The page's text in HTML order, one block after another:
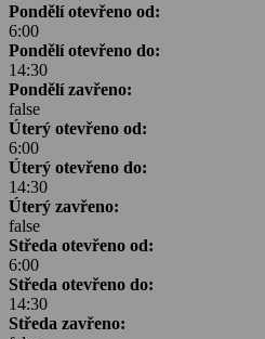
Pondělí otevřeno od:
6:00
Pondělí otevřeno do:
14:30
Pondělí zavřeno:
false
Úterý otevřeno od:
6:00
Úterý otevřeno do:
14:30
Úterý zavřeno:
false
Středa otevřeno od:
6:00
Středa otevřeno do:
14:30
Středa zavřeno: